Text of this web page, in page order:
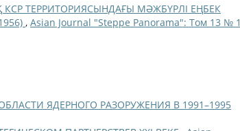
КСР ТЕРРИТОРИЯСЫНДАҒЫ МӘЖБҮРЛІ ЕҢБЕК
, Asian Journal "Steppe Panorama": Том 13 № 1
ЯДЕРНОГО РАЗОРУЖЕНИЯ В 1991–1995